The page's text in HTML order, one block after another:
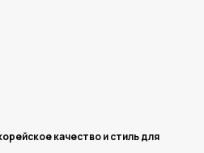
качество и стиль для